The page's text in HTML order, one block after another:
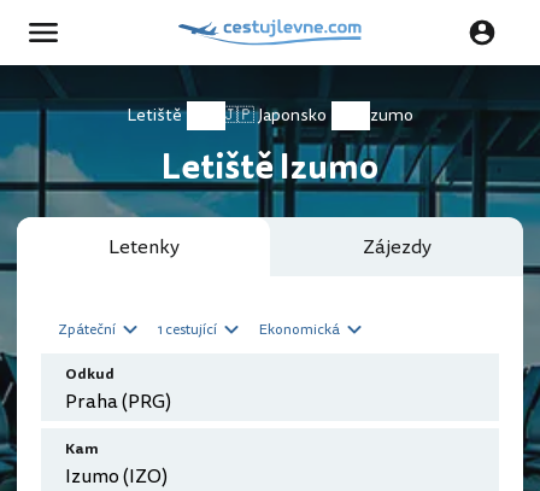
Letiště 🇯🇵 Japonsko Izumo
Letiště Izumo
Letenky Zájezdy
Zpáteční 1 cestující Ekonomická
Odkud
Kam